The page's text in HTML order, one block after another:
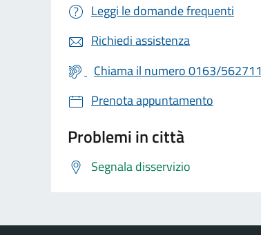
Leggi le domande frequenti
Richiedi assistenza
Chiama il numero 0163/562711
Prenota appuntamento
Problemi in città
Segnala disservizio